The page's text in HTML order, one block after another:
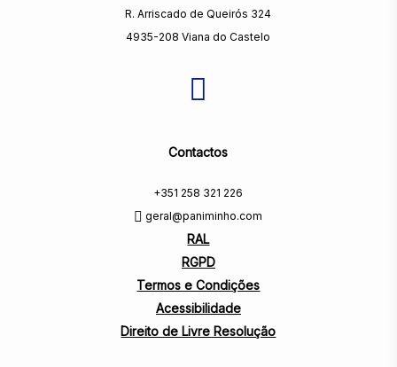
R. Arriscado de Queirós 324
4935-208 Viana do Castelo
Contactos
+351 258 321 226
geral@paniminho.com
RAL
RGPD
Termos e Condições
Acessibilidade
Direito de Livre Resolução